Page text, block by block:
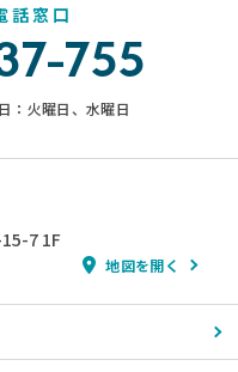
話窓口
755
：火曜日、水曜日
7 1F
地図を開く